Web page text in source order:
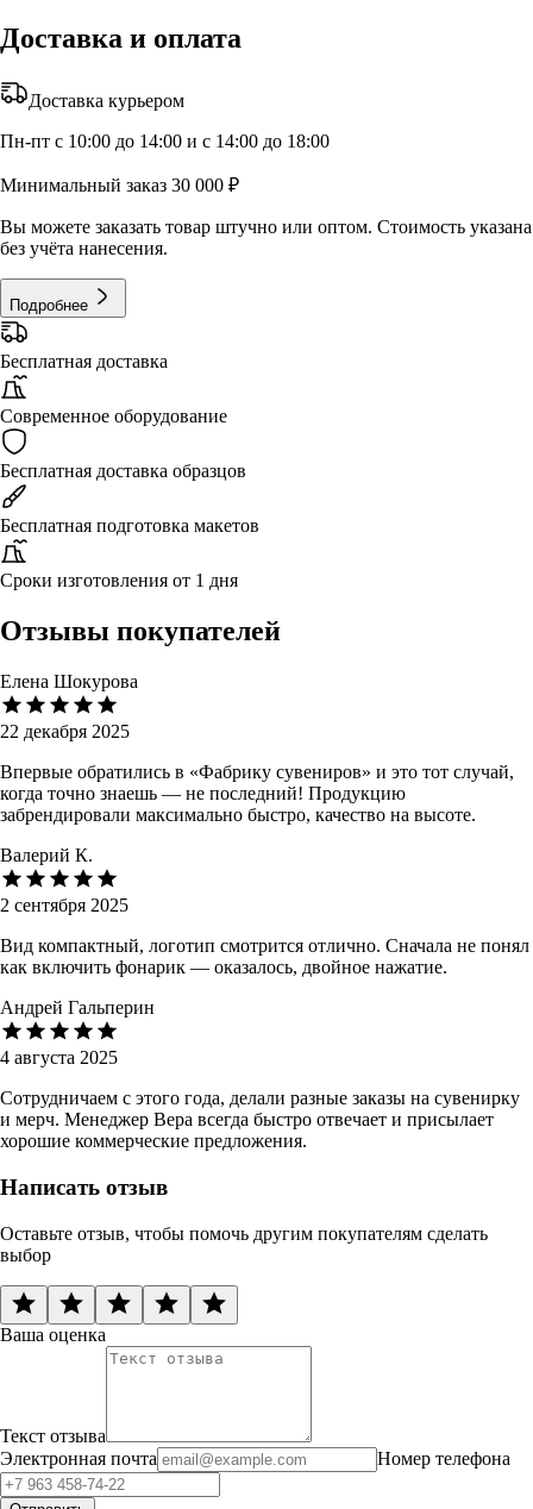
Доставка и оплата
Доставка курьером
Пн-пт с 10:00 до 14:00 и с 14:00 до 18:00
Минимальный заказ 30 000 ₽
Вы можете заказать товар штучно или оптом. Стоимость указана
без учёта нанесения.
Подробнее
Бесплатная доставка
Современное оборудование
Бесплатная доставка образцов
Бесплатная подготовка макетов
Сроки изготовления от 1 дня
Отзывы покупателей
Елена Шокурова
22 декабря 2025
Впервые обратились в «Фабрику сувениров» и это тот случай,
когда точно знаешь — не последний! Продукцию
забрендировали максимально быстро, качество на высоте.
Валерий К.
2 сентября 2025
Вид компактный, логотип смотрится отлично. Сначала не понял
как включить фонарик — оказалось, двойное нажатие.
Андрей Гальперин
4 августа 2025
Сотрудничаем с этого года, делали разные заказы на сувенирку
и мерч. Менеджер Вера всегда быстро отвечает и присылает
хорошие коммерческие предложения.
Написать отзыв
Оставьте отзыв, чтобы помочь другим покупателям сделать
выбор
Ваша оценка
Текст отзыва
Электронная почта
Номер телефона